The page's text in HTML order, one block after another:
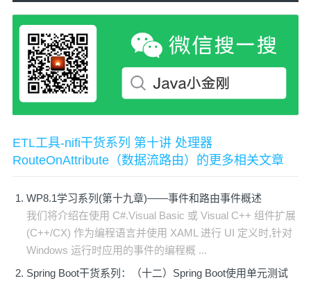
ETL工具-nifi干货系列 第十讲 处理器
RouteOnAttribute（数据流路由）的更多相关文章
WP8.1学习系列(第十九章)——事件和路由事件概述
我们将介绍在使用 C#.Visual Basic 或 Visual C++ 组件扩展
(C++/CX) 作为编程语言并使用 XAML 进行 UI 定义时,针对
Windows 运行时应用的事件的编程概 ...
Spring Boot干货系列：（十二）Spring Boot使用单元测试